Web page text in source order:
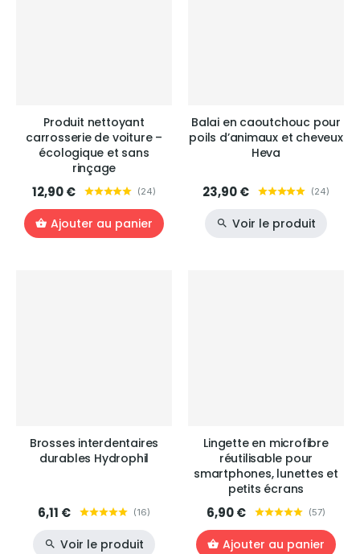
Produit nettoyant
carrosserie de voiture –
écologique et sans
rinçage
12,90 € (24)
Ajouter au panier
Balai en caoutchouc pour
poils d’animaux et cheveux
Heva
23,90 € (24)
Voir le produit
Brosses interdentaires
durables Hydrophil
6,11 € (16)
Voir le produit
Lingette en microfibre
réutilisable pour
smartphones, lunettes et
petits écrans
6,90 € (57)
Ajouter au panier